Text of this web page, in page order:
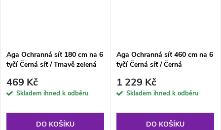
Aga Ochranná síť 180 cm na 6
tyčí Černá síť / Tmavě zelená
469 Kč
Skladem ihned k odběru
DO KOŠÍKU
Aga Ochranná síť 460 cm na 6
tyčí Černá síť / Černá
1 229 Kč
Skladem ihned k odběru
DO KOŠÍKU